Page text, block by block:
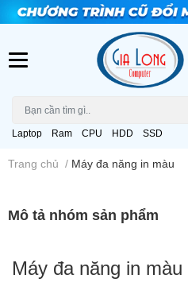
Laptop Ram CPU HDD SSD
Trang chủ / Máy đa năng in màu
Mô tả nhóm sản phẩm
Máy đa năng in màu